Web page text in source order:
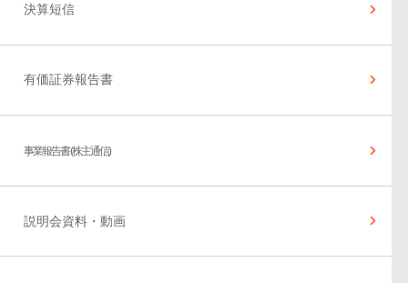
決算短信
有価証券報告書
事業報告書(株主通信)
説明会資料・動画